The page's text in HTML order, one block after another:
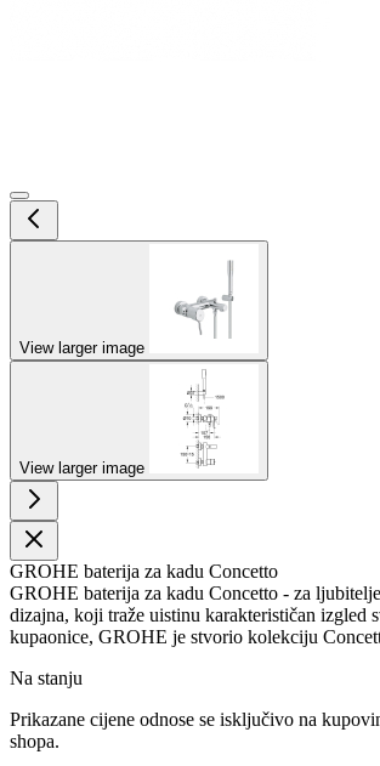
View larger image
View larger image
GROHE baterija za kadu Concetto
GROHE baterija za kadu Concetto - za
dizajna, koji traže uistinu karakterističan izgled
kupaonice, GROHE je stvorio kolekciju
Na stanju
Prikazane cijene odnose se isključivo na
shopa.